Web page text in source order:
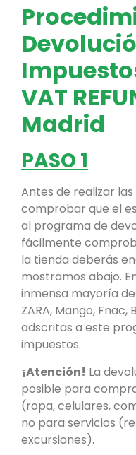
VAT
Madrid
PASO 1
Antes de realizar
comprobar que el
al programa de
fácilmente
la tienda deberás
mostramos abajo.
inmensa mayoría
ZARA, Mango,
adscritas a este
impuestos.
¡Atención! La
posible para
(ropa, celulares,
no para servicios
excursiones).